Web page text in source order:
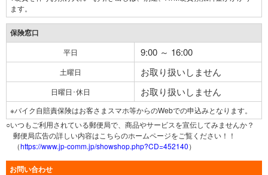
ます。
保険窓口
平日 9:00 ～ 16:00
土曜日 お取り扱いしません
日曜日･休日 お取り扱いしません
※バイク自賠責保険はお客さまスマホ等からのWebでの申込みとなります。
○いつもご利用されている郵便局で、商品やサービスを宣伝してみませんか？
郵便局広告の詳しい内容はこちらのホームページをご覧ください！！
（https://www.jp-comm.jp/showshop.php?CD=452140）
お問い合わせ